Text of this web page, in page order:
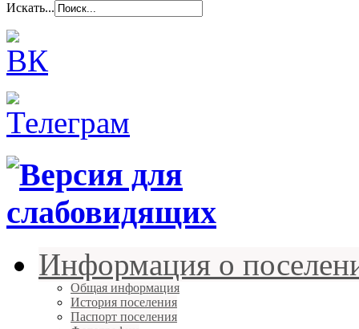
Искать...
Информация о
Общая информация
История поселения
Паспорт поселения